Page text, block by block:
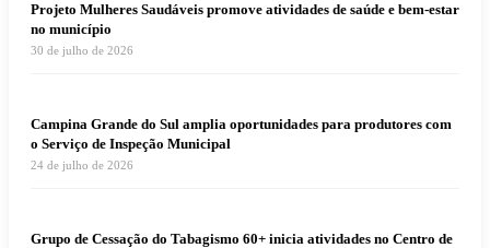
Projeto Mulheres Saudáveis promove atividades de saúde e bem-estar
no município
30 de julho de 2026
Campina Grande do Sul amplia oportunidades para produtores com
o Serviço de Inspeção Municipal
24 de julho de 2026
Grupo de Cessação do Tabagismo 60+ inicia atividades no Centro de